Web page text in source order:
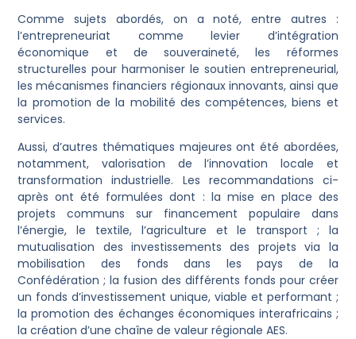
Comme sujets abordés, on a noté, entre autres :
l’entrepreneuriat comme levier d’intégration
économique et de souveraineté, les réformes
structurelles pour harmoniser le soutien entrepreneurial,
les mécanismes financiers régionaux innovants, ainsi que
la promotion de la mobilité des compétences, biens et
services.
Aussi, d’autres thématiques majeures ont été abordées,
notamment, valorisation de l’innovation locale et
transformation industrielle. Les recommandations ci-
après ont été formulées dont : la mise en place des
projets communs sur financement populaire dans
l’énergie, le textile, l’agriculture et le transport ; la
mutualisation des investissements des projets via la
mobilisation des fonds dans les pays de la
Confédération ; la fusion des différents fonds pour créer
un fonds d’investissement unique, viable et performant ;
la promotion des échanges économiques interafricains ;
la création d’une chaîne de valeur régionale AES.